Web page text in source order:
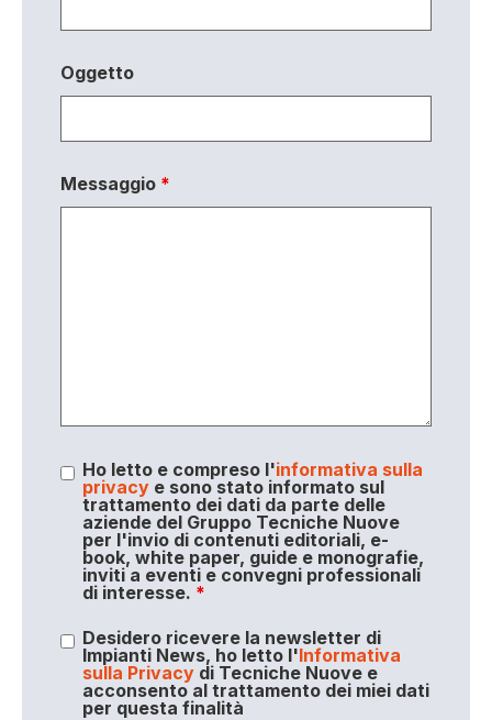
Oggetto
Messaggio *
Ho letto e compreso l'informativa sulla
privacye sono stato informato sul
trattamento dei dati da parte delle
aziende del Gruppo Tecniche Nuove
per l'invio di contenuti editoriali, e-
book, white paper, guide e monografie,
inviti a eventi e convegni professionali
di interesse. *
Desidero ricevere la newsletter di
Impianti News, ho letto l'Informativa
sulla Privacydi Tecniche Nuove e
acconsento al trattamento dei miei dati
per questa finalità